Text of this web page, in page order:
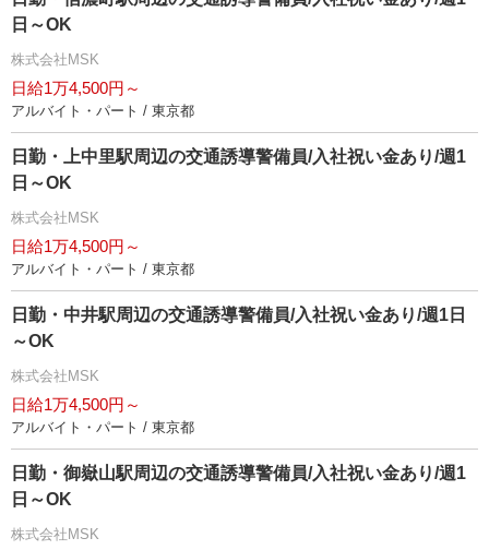
日～OK
株式会社MSK
日給1万4,500円～
アルバイト・パート / 東京都
日勤・上中里駅周辺の交通誘導警備員/入社祝い金あり/週1
日～OK
株式会社MSK
日給1万4,500円～
アルバイト・パート / 東京都
日勤・中井駅周辺の交通誘導警備員/入社祝い金あり/週1日
～OK
株式会社MSK
日給1万4,500円～
アルバイト・パート / 東京都
日勤・御嶽山駅周辺の交通誘導警備員/入社祝い金あり/週1
日～OK
株式会社MSK